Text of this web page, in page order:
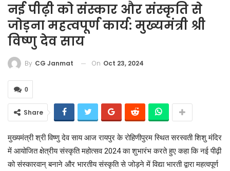
नई पीढ़ी को संस्कार और संस्कृति से
जोड़ना महत्वपूर्ण कार्य: मुख्यमंत्री श्री
विष्णु देव साय
By CG Janmat On Oct 23, 2024
0
Share
मुख्यमंत्री श्री विष्णु देव साय आज रायपुर के रोहिणीपुरम स्थित सरस्वती शिशु मंदिर
में आयोजित क्षेत्रीय संस्कृति महोत्सव 2024 का शुभारंभ करते हुए कहा कि नई पीढ़ी
को संस्कारवान् बनाने और भारतीय संस्कृति से जोड़ने में विद्या भारती द्वारा महत्वपूर्ण